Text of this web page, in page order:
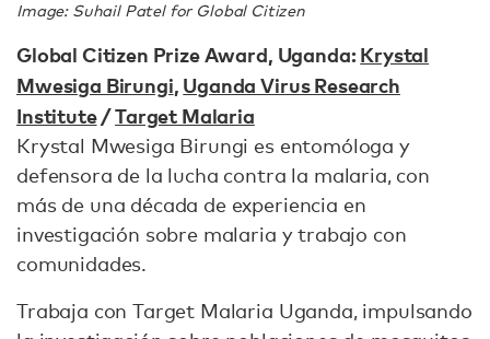
Image: Suhail Patel for Global Citizen
Global Citizen Prize Award, Uganda:Krystal
Mwesiga Birungi, Uganda Virus Research
Institute/Target Malaria
Krystal Mwesiga Birungi es entomóloga y
defensora de la lucha contra la malaria, con
más de una década de experiencia en
investigación sobre malaria y trabajo con
comunidades.
Trabaja con Target Malaria Uganda, impulsando